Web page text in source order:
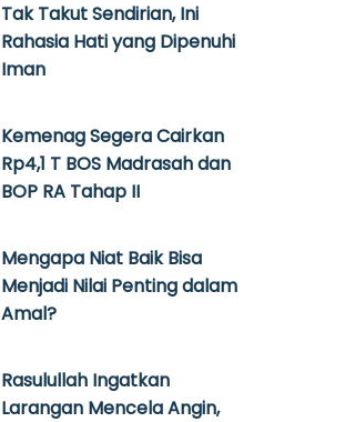
Tak Takut Sendirian, Ini
Rahasia Hati yang Dipenuhi
Iman
Kemenag Segera Cairkan
Rp4,1 T BOS Madrasah dan
BOP RA Tahap II
Mengapa Niat Baik Bisa
Menjadi Nilai Penting dalam
Amal?
Rasulullah Ingatkan
Larangan Mencela Angin,